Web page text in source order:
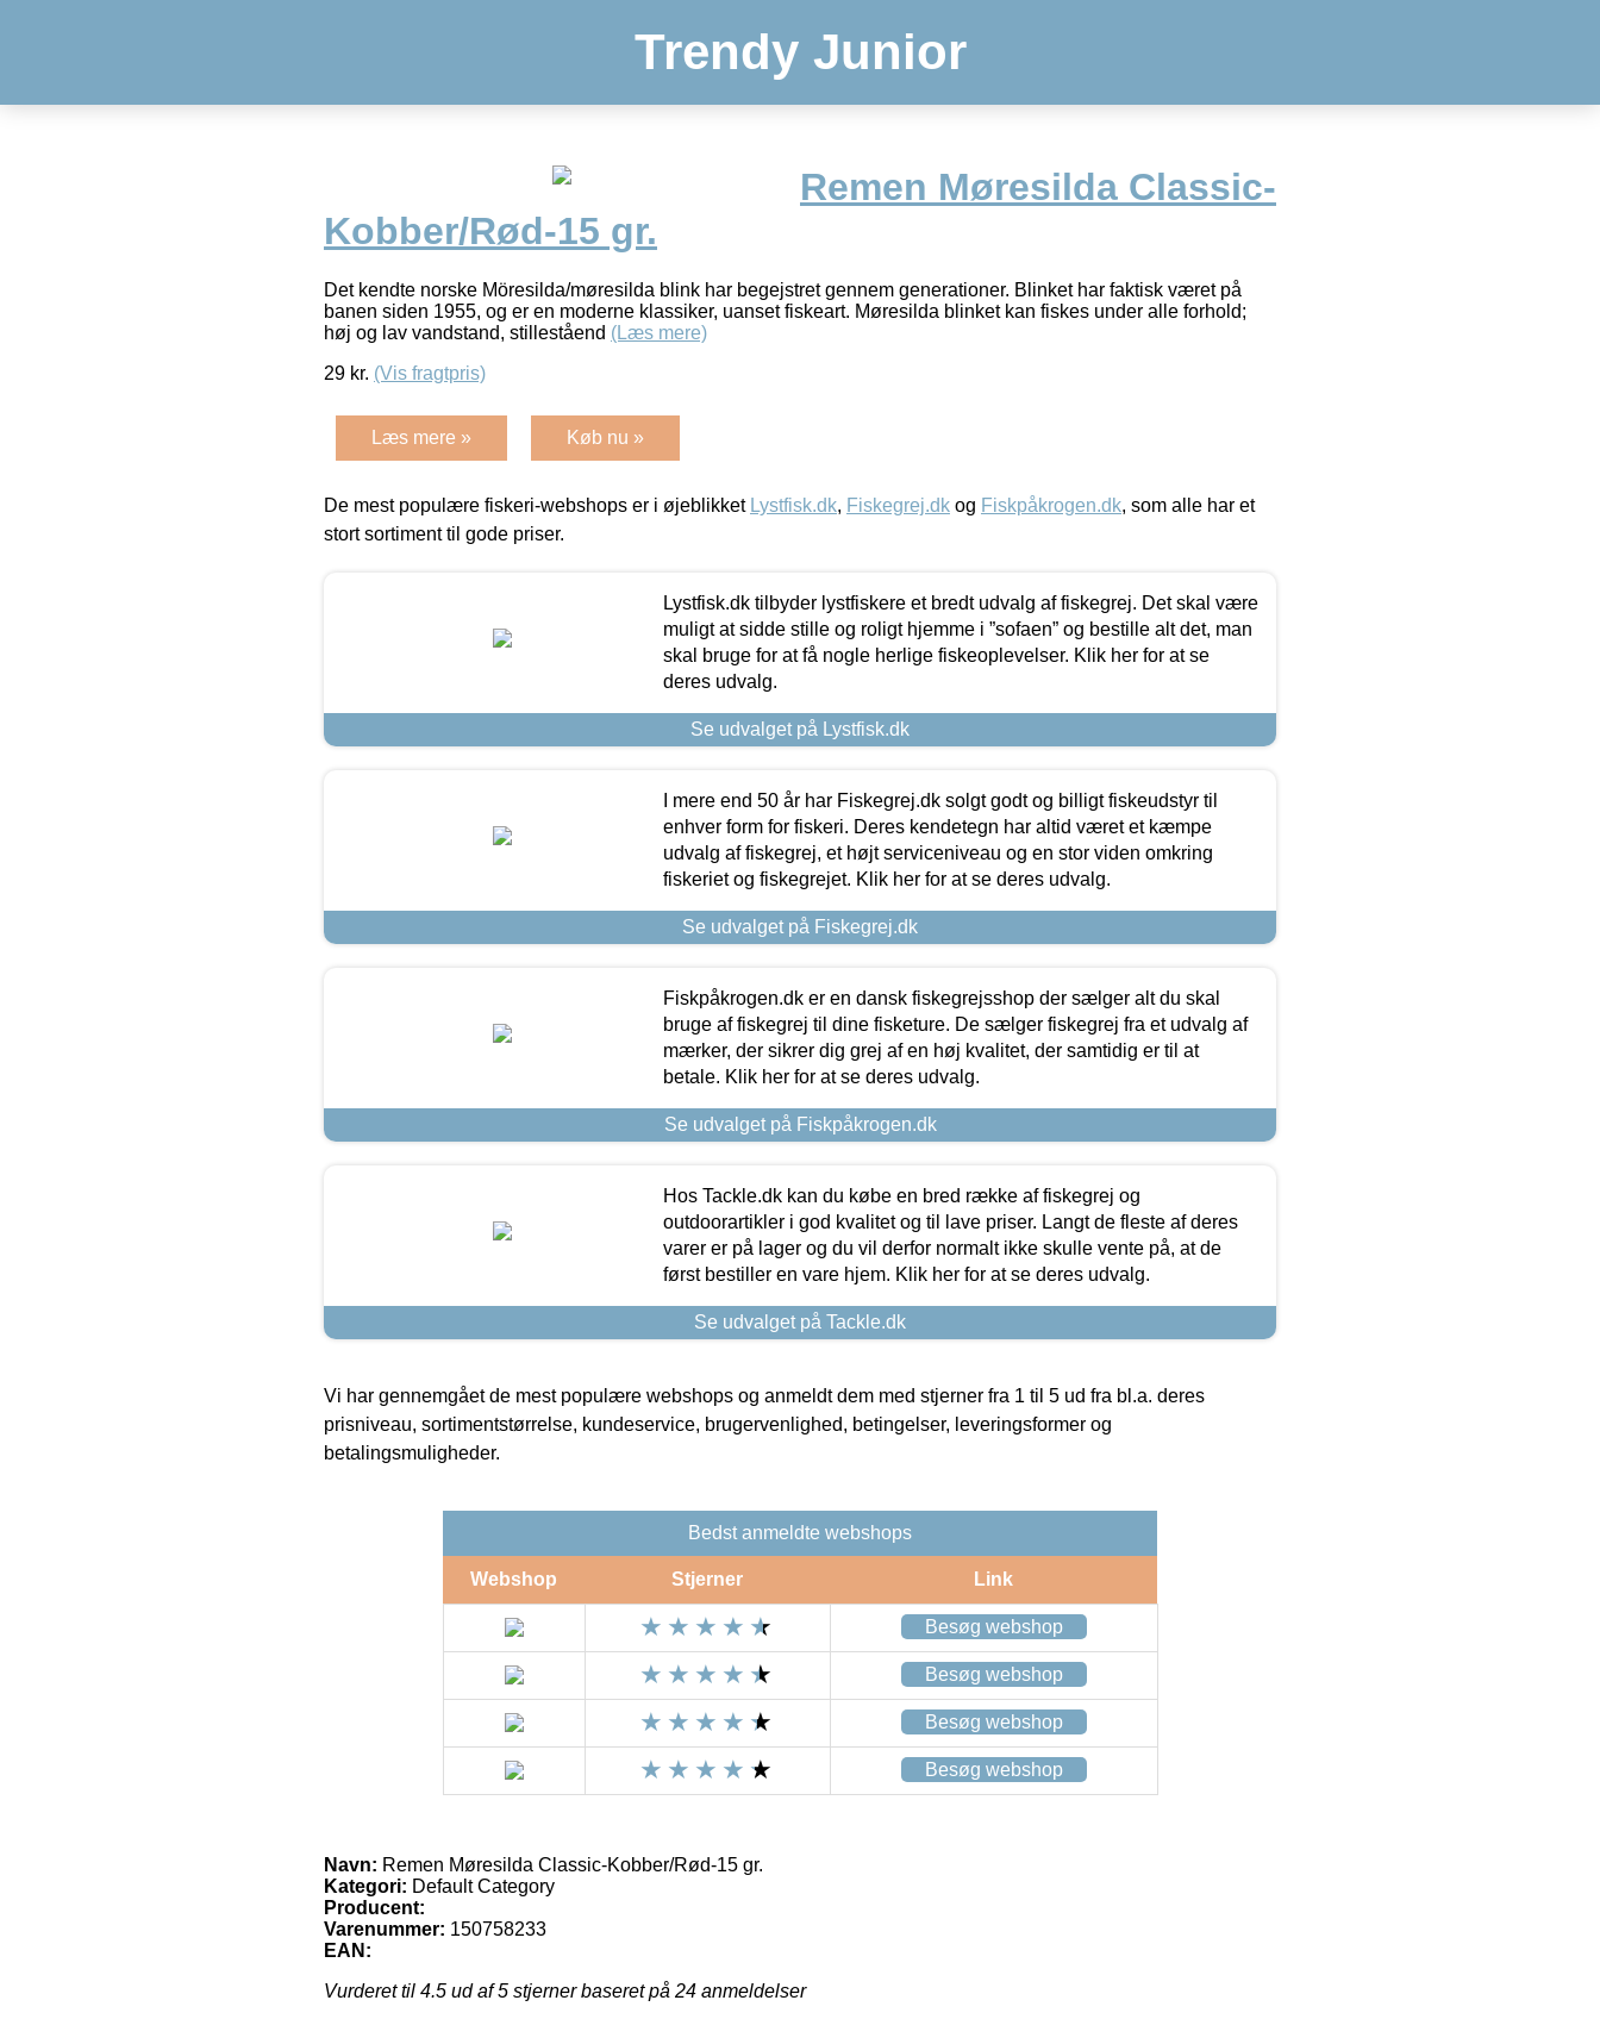
Trendy Junior
Remen Møresilda Classic-
Kobber/Rød-15 gr.
Det kendte norske Möresilda/møresilda blink har begejstret gennem generationer. Blinket har faktisk været på
banen siden 1955, og er en moderne klassiker, uanset fiskeart. Møresilda blinket kan fiskes under alle forhold;
høj og lav vandstand, stilleståend (Læs mere)
29 kr. (Vis fragtpris)
Læs mere » Køb nu »
De mest populære fiskeri-webshops er i øjeblikket Lystfisk.dk, Fiskegrej.dk og Fiskpåkrogen.dk, som alle har et
stort sortiment til gode priser.
Lystfisk.dk tilbyder lystfiskere et bredt udvalg af fiskegrej. Det skal være
muligt at sidde stille og roligt hjemme i ”sofaen” og bestille alt det, man
skal bruge for at få nogle herlige fiskeoplevelser. Klik her for at se
deres udvalg.
Se udvalget på Lystfisk.dk
I mere end 50 år har Fiskegrej.dk solgt godt og billigt fiskeudstyr til
enhver form for fiskeri. Deres kendetegn har altid været et kæmpe
udvalg af fiskegrej, et højt serviceniveau og en stor viden omkring
fiskeriet og fiskegrejet. Klik her for at se deres udvalg.
Se udvalget på Fiskegrej.dk
Fiskpåkrogen.dk er en dansk fiskegrejsshop der sælger alt du skal
bruge af fiskegrej til dine fisketure. De sælger fiskegrej fra et udvalg af
mærker, der sikrer dig grej af en høj kvalitet, der samtidig er til at
betale. Klik her for at se deres udvalg.
Se udvalget på Fiskpåkrogen.dk
Hos Tackle.dk kan du købe en bred række af fiskegrej og
outdoorartikler i god kvalitet og til lave priser. Langt de fleste af deres
varer er på lager og du vil derfor normalt ikke skulle vente på, at de
først bestiller en vare hjem. Klik her for at se deres udvalg.
Se udvalget på Tackle.dk
Vi har gennemgået de mest populære webshops og anmeldt dem med stjerner fra 1 til 5 ud fra bl.a. deres
prisniveau, sortimentstørrelse, kundeservice, brugervenlighed, betingelser, leveringsformer og
betalingsmuligheder.
Bedst anmeldte webshops
Webshop Stjerner Link
Besøg webshop
Besøg webshop
Besøg webshop
Besøg webshop
Navn: Remen Møresilda Classic-Kobber/Rød-15 gr.
Kategori: Default Category
Producent:
Varenummer: 150758233
EAN:
Vurderet til 4.5 ud af 5 stjerner baseret på 24 anmeldelser